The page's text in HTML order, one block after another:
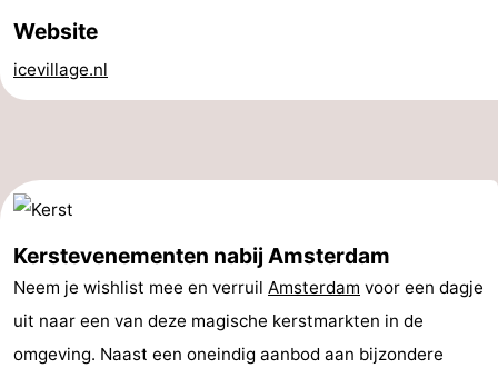
Pleinen
het
centrum
en
tuinen
Stadsdelen
Omgeving
-
Noord-
-
Website
icevillage.nl
Kerstevenementen nabij Amsterdam
Neem je wishlist mee en verruil Amsterdam voor een dagje
uit naar een van deze magische kerstmarkten in de
omgeving. Naast een oneindig aanbod aan bijzondere